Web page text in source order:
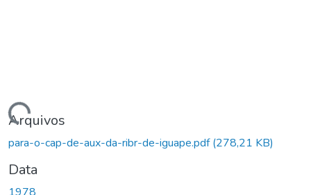
Carregando...
Arquivos
para-o-cap-de-aux-da-ribr-de-iguape.pdf(278,21 KB)
Data